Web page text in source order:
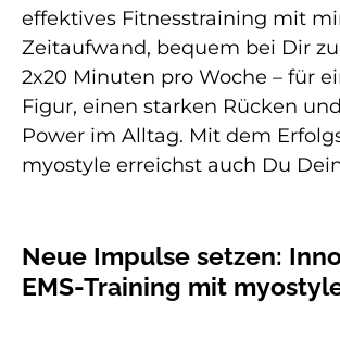
effektives Fitnesstraining mit
Zeitaufwand, bequem bei Dir
2x20 Minuten pro Woche – für
Figur, einen starken Rücken
Power im Alltag. Mit dem
myostyle erreichst auch Du
Neue Impulse setzen:
EMS-Training mit